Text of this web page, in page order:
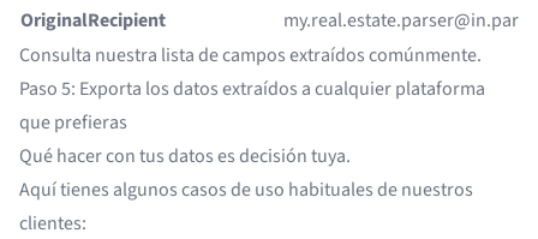
OriginalRecipient
Consulta nuestra lista de campos extraídos comúnmente.
Paso 5: Exporta los datos extraídos a cualquier plataforma
que prefieras
Qué hacer con tus datos es decisión tuya.
Aquí tienes algunos casos de uso habituales de nuestros
clientes: